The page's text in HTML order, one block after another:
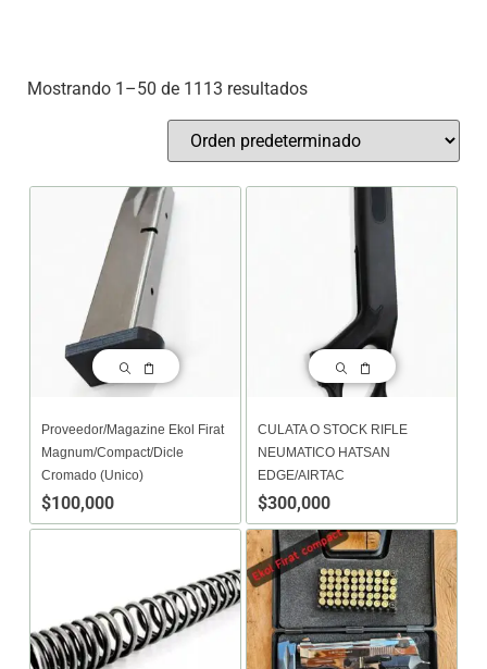
Mostrando 1–50 de 1113 resultados
Proveedor/magazine Ekol Firat
Magnum/compact/Dicle
Cromado (unico)
$100,000
CULATA O STOCK RIFLE
NEUMATICO HATSAN
EDGE/AIRTAC
$300,000